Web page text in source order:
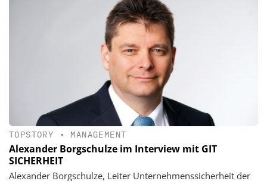
TOPSTORY • MANAGEMENT
Alexander Borgschulze im Interview mit GIT
SICHERHEIT
Alexander Borgschulze, Leiter Unternehmenssicherheit der